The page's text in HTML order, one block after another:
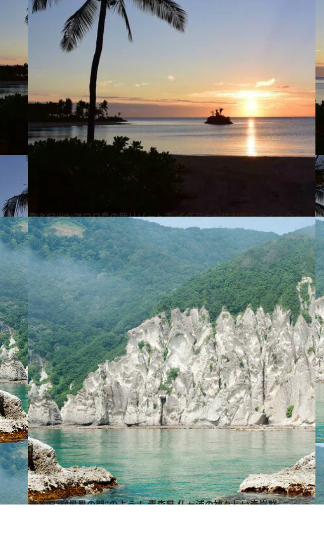
2020.2.29
フィジー・マロロ島の新リゾートで イグアナが住む森をナイトウォーク
旅＆お出かけ
2020.3.14
まるで“異世界の門”のよう！ 青森県 仏ヶ浦の神々しい奇岩群
旅＆お出かけ